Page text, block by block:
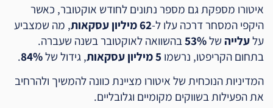
איטורו מספקת גם מספר נתונים לחודש אוקטובר, כאשר
היקפי המסחר דרכה עלו ל-62 מיליון עסקאות
, מה שמצביע
עלעלייה של53%בהשוואה לאוקטובר בשנה שעברה.
בתחום הקריפטו, נרשמו 5 מיליון עסקאות , גידול של84%
.
המדיניות הנוכחית של איטורו מציינת כוונה להמשיך ולהרחיב
את הפעילות בשווקים מקומיים וגלובליים.